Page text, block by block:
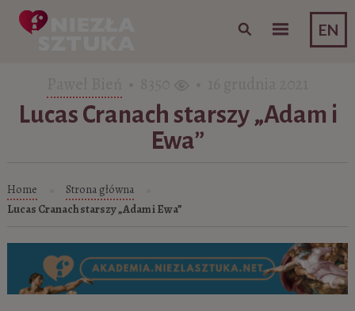
EN
Skip to content
Lucas Cranach starszy „Adam i
Ewa”
Home Strona główna
Lucas Cranach starszy „Adam i Ewa”